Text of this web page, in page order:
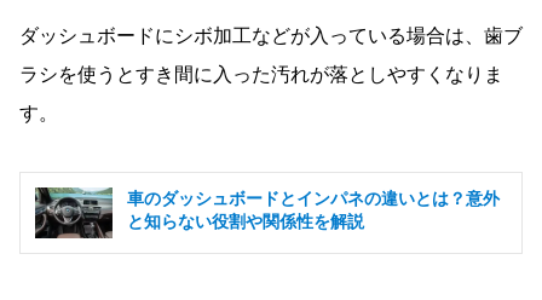
ダッシュボードにシボ加工などが入っている場合は、歯ブ
ラシを使うとすき間に入った汚れが落としやすくなりま
す。
車のダッシュボードとインパネの違いとは？意外
と知らない役割や関係性を解説